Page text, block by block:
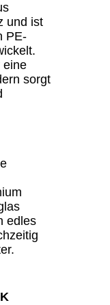
und ist
PE-
eine
sorgt
edles